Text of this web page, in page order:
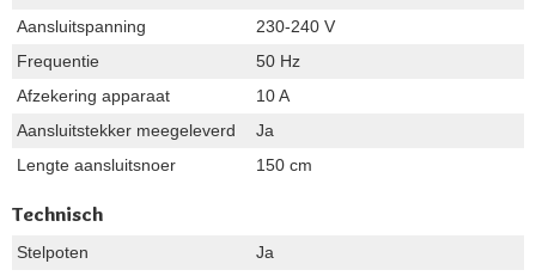
Aansluitspanning
230-240 V
Frequentie
50 Hz
Afzekering apparaat
10 A
Aansluitstekker meegeleverd
Ja
Lengte aansluitsnoer
150 cm
Technisch
Stelpoten
Ja